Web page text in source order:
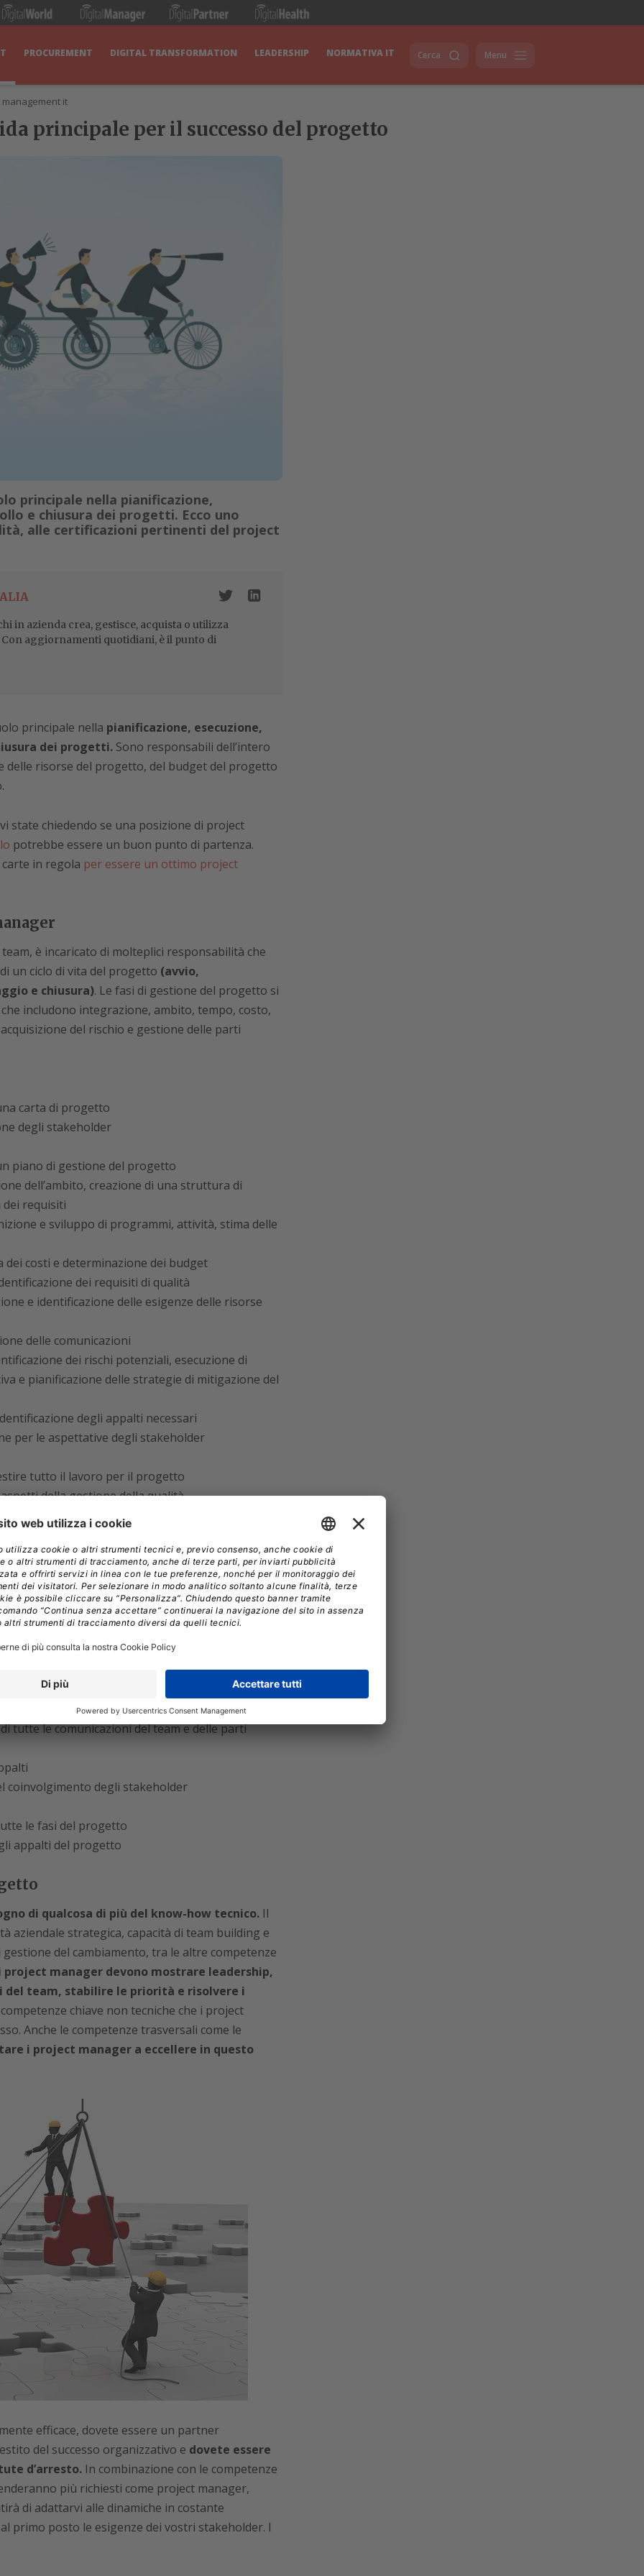
PROCUREMENT DIGITAL TRANSFORMATION LEADERSHIP NORMATIVA IT Cerca Menu
it
principale per il successo del progetto
principale nella pianificazione,
e chiusura dei progetti. Ecco uno
alle certificazioni pertinenti del project
in azienda crea, gestisce, acquista o utilizza
aggiornamenti quotidiani, è il punto di
principale nella pianificazione, esecuzione,
dei progetti.Sono responsabili dell’intero
delle risorse del progetto, del budget del progetto
state chiedendo se una posizione di project
potrebbe essere un buon punto di partenza.
in regola per essere un ottimo project
è incaricato di molteplici responsabilità che
un ciclo di vita del progetto (avvio,
e chiusura). Le fasi di gestione del progetto si
includono integrazione, ambito, tempo, costo,
del rischio e gestione delle parti
carta di progetto
degli stakeholder
piano di gestione del progetto
dell’ambito, creazione di una struttura di
dei requisiti
e sviluppo di programmi, attività, stima delle
dei costi e determinazione dei budget
dei requisiti di qualità
e identificazione delle esigenze delle risorse
delle comunicazioni
dei rischi potenziali, esecuzione di
e pianificazione delle strategie di mitigazione del
degli appalti necessari
per le aspettative degli stakeholder
tutto il lavoro per il progetto
della gestione della qualità
e gestione del team di progetto
tutti gli aspetti delle comunicazioni
per garantire gli appalti necessari
le aspettative degli stakeholder
e controllo del lavoro del progetto e gestione di
dell’ambito del progetto
del progetto
progetto
dei risultati finali
tutte le comunicazioni del team e delle parti
coinvolgimento degli stakeholder
le fasi del progetto
appalti del progetto
di qualcosa di più del know-how tecnico.Il
aziendale strategica, capacità di team building e
del cambiamento, tra le altre competenze
project manager devono mostrare leadership,
del team, stabilire le priorità e risolvere i
chiave non tecniche che i project
Anche le competenze trasversali come le
i project manager a eccellere in questo
efficace, dovete essere un partner
del successo organizzativo e dovete essere
d’arresto.In combinazione con le competenze
più richiesti come project manager,
di adattarvi alle dinamiche in costante
primo posto le esigenze dei vostri stakeholder. I